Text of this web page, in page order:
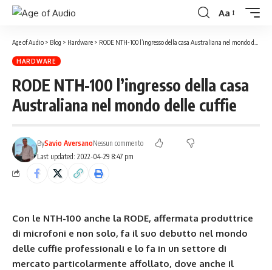
Aa
Age of Audio > Blog > Hardware > RODE NTH-100 l’ingresso della casa Australiana nel mondo delle cuffie
HARDWARE
RODE NTH-100 l’ingresso della casa
Australiana nel mondo delle cuffie
Last updated: 2022-04-29 8:47 pm
BySavio AversanoNessun commento
Con le NTH-100 anche la RODE, affermata produttrice
di microfoni e non solo, fa il suo debutto nel mondo
delle cuffie professionali e lo fa in un settore di
mercato particolarmente affollato, dove anche il